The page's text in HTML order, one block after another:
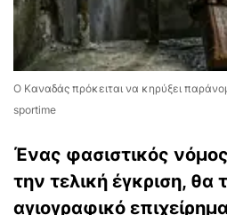
Ο Καναδάς πρόκειται να κηρύξει
sportime
Ένας φασιστικός
την τελική έγκριση, θα
αγιογραφικό